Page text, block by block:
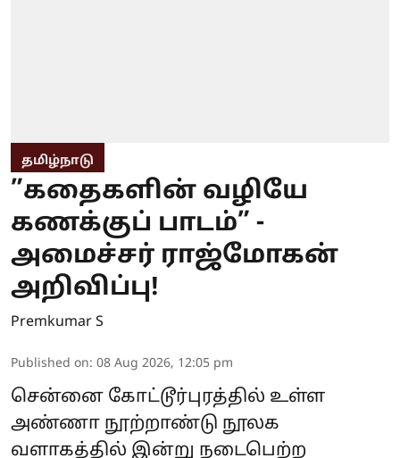
தமிழ்நாடு
”கதைகளின் வழியே
கணக்குப் பாடம்” -
அமைச்சர் ராஜ்மோகன்
அறிவிப்பு!
Premkumar S
Published on: 08 Aug 2026, 12:05 pm
சென்னை கோட்டூர்புரத்தில் உள்ள
அண்ணா நூற்றாண்டு நூலக
வளாகத்தில் இன்று நடைபெற்ற